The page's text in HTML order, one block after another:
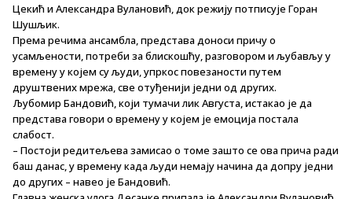
Цекић и Александра Вулановић, док режију потписује Горан
Шушљик.
Према речима ансамбла, представа доноси причу о
усамљености, потреби за блискошћу, разговором и љубављу у
времену у којем су људи, упркос повезаности путем
друштвених мрежа, све отуђенији једни од других.
Љубомир Бандовић, који тумачи лик Августа, истакао је да
представа говори о времену у којем је емоција постала
слабост.
– Постоји редитељева замисао о томе зашто се ова прича ради
баш данас, у времену када људи немају начина да допру једни
до других – навео је Бандовић.